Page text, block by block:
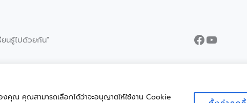
งคุณ คุณสามารถเลือกได้ว่าจะอนุญาตให้ใช้งาน Cookie
รียนรู้ไปด้วยกัน" Facebook
YouTube
2026 ครูนักพัฒนา จุดประกายการเรียนรู้ด้วยเทคโนโลยี | KRUDEVTECH